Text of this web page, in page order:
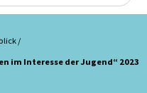
/
im Interesse der Jugend“ 2023